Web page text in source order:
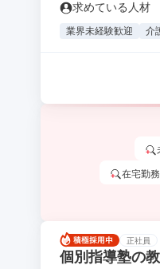
求めている人材
業界未経験歓迎 介
在宅勤
正社員
個別指導塾の